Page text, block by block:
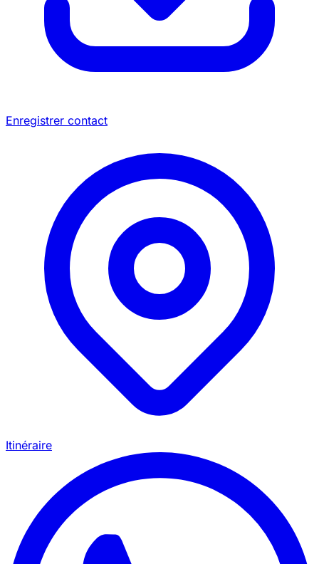
Enregistrer contact
Itinéraire